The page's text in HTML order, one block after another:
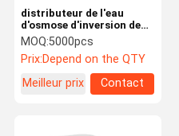
distributeur de l'eau
d'osmose d'inversion de
partie supérieure du
comptoir d'hôtel de
375mm épurant le
refroidisseur d'eau de RO
MOQ:5000pcs
Prix:Depend on the QTY
Meilleur prix
Contact